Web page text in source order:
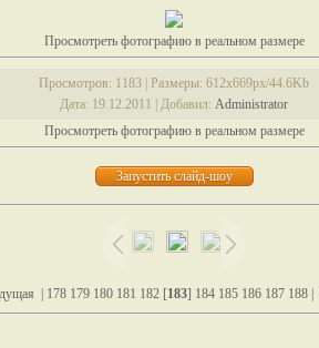
Просмотреть фотографию в реальном размере
Просмотров: 1183 | Размеры: 612x669px/44.6Kb
Дата: 19.12.2011 | Добавил: Administrator
Просмотреть фотографию в реальном размере
178 179 180 181 182 [183] 184 185 186 187 188